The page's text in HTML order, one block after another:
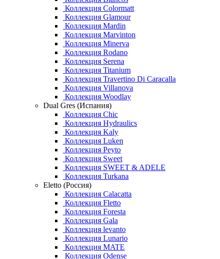
Коллекция Colormatt
Коллекция Glamour
Коллекция Mardin
Коллекция Marvinton
Коллекция Minerva
Коллекция Rodano
Коллекция Serena
Коллекция Titanium
Коллекция Travertino Di Caracalla
Коллекция Villanova
Коллекция Woodlay
Dual Gres (Испания)
Коллекция Chic
Коллекция Hydraulics
Коллекция Kaly
Коллекция Luken
Коллекция Peyto
Коллекция Sweet
Коллекция SWEET & ADELE
Коллекция Turkana
Eletto (Россия)
Коллекция Calacatta
Коллекция Fletto
Коллекция Foresta
Коллекция Gala
Коллекция levanto
Коллекция Lunario
Коллекция MATE
Коллекция Odense